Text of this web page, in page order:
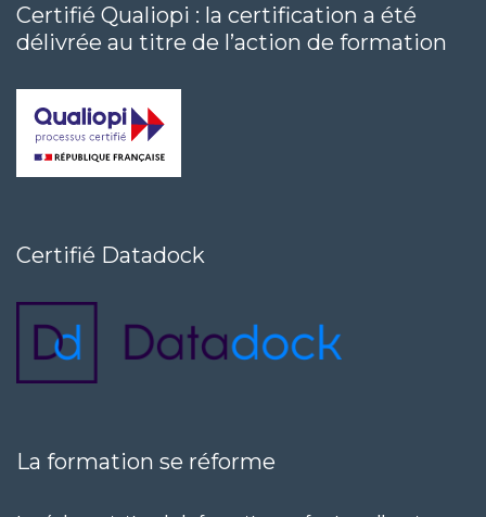
Certifié Qualiopi : la certification a été
délivrée au titre de l’action de formation
Certifié Datadock
La formation se réforme